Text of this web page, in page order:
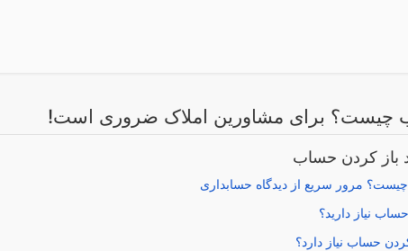
چیست؟ برای مشاورین املاک ضروری است!
باز کردن حساب
مرور سریع از دیدگاه حسابداری
نیاز دارید؟
حساب نیاز دارد؟